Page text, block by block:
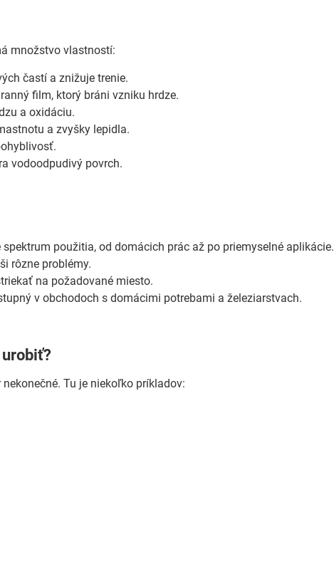
množstvo vlastností:
častí a znižuje trenie.
film, ktorý bráni vzniku hrdze.
a oxidáciu.
a zvyšky lepidla.
vodoodpudivý povrch.
spektrum použitia, od domácich prác až po priemyselné aplikácie.
rôzne problémy.
na požadované miesto.
v obchodoch s domácimi potrebami a železiarstvach.
urobiť?
Tu je niekoľko príkladov: